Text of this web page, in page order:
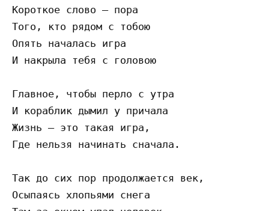
Короткое слово – пора
Того, кто рядом с тобою
Опять началась игра
И накрыла тебя с головою
Главное, чтобы перло с утра
И кораблик дымил у причала
Жизнь – это такая игра,
Где нельзя начинать сначала.
Так до сих пор продолжается век,
Осыпаясь хлопьями снега